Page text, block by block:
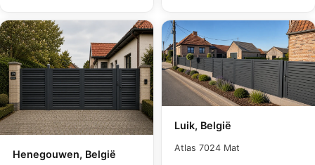
Henegouwen, België
Luik, België
Atlas 7024 Mat